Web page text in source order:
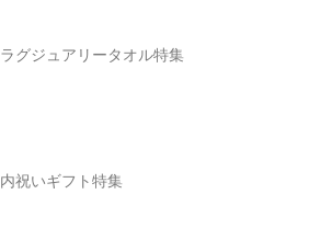
ラグジュアリータオル特集
内祝いギフト特集